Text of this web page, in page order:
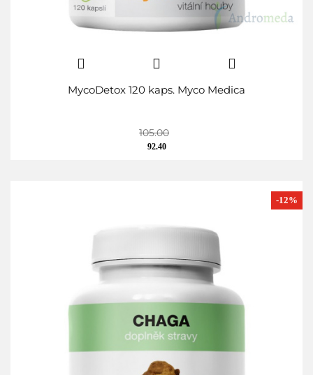
MycoDetox 120 kaps. Myco Medica
105.00
92.40
-12%